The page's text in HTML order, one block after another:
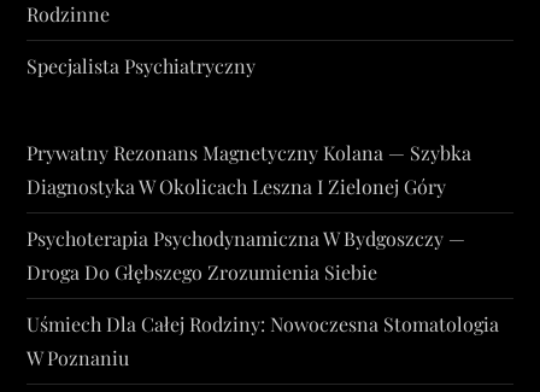
Rodzinne
Specjalista Psychiatryczny
Prywatny Rezonans Magnetyczny Kolana — Szybka
Diagnostyka W Okolicach Leszna I Zielonej Góry
Psychoterapia Psychodynamiczna W Bydgoszczy —
Droga Do Głębszego Zrozumienia Siebie
Uśmiech Dla Całej Rodziny: Nowoczesna Stomatologia
W Poznaniu